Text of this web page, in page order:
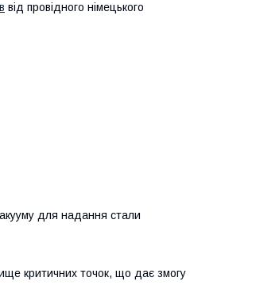
від провідного німецького
для надання стали
критичних точок, що дає змогу